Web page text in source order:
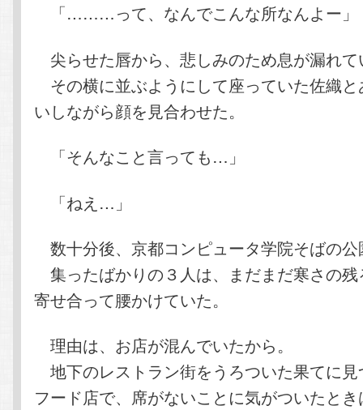
「………って、なんでこんな所なんよー」
尖らせた唇から、悲しみのため息が漏れて
その横に並ぶようにして座っていた佐織
いしながら顔を見合わせた。
「そんなこと言っても…」
「ねえ…」
数十分後、京都コンピュータ学院そばの
集ったばかりの３人は、まだまだ寒さの
寄せ合って腰かけていた。
理由は、お店が混んでいたから。
地下のレストラン街をうろついた果てに
フード店で、席がないことに気がついたと